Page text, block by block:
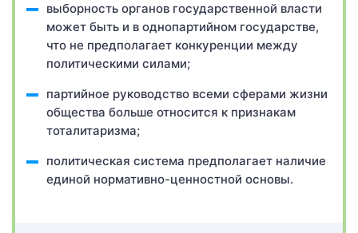
выборность органов государственной власти
может быть и в однопартийном государстве,
что не предполагает конкуренции между
политическими силами;
партийное руководство всеми сферами жизни
общества больше относится к признакам
тоталитаризма;
политическая система предполагает наличие
единой нормативно-ценностной основы.